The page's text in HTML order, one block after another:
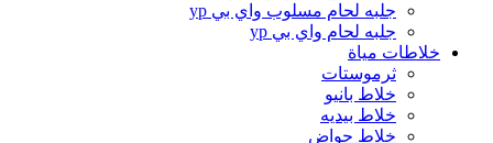
جلبه لحام مسلوب واي بي yp
جلبه لحام واي بي yp
خلاطات مياة
ثرموستات
خلاط بانيو
خلاط بيديه
خلاط حواض